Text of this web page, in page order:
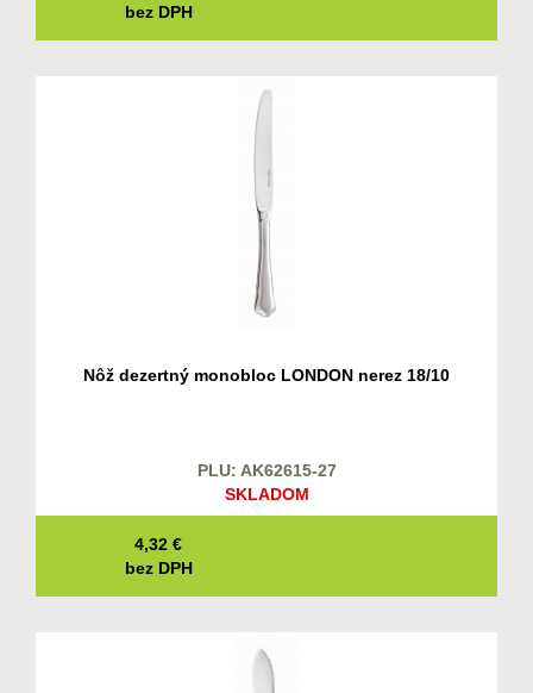
bez DPH
Nôž dezertný monobloc LONDON nerez 18/10
PLU: AK62615-27
SKLADOM
4,32 €
bez DPH